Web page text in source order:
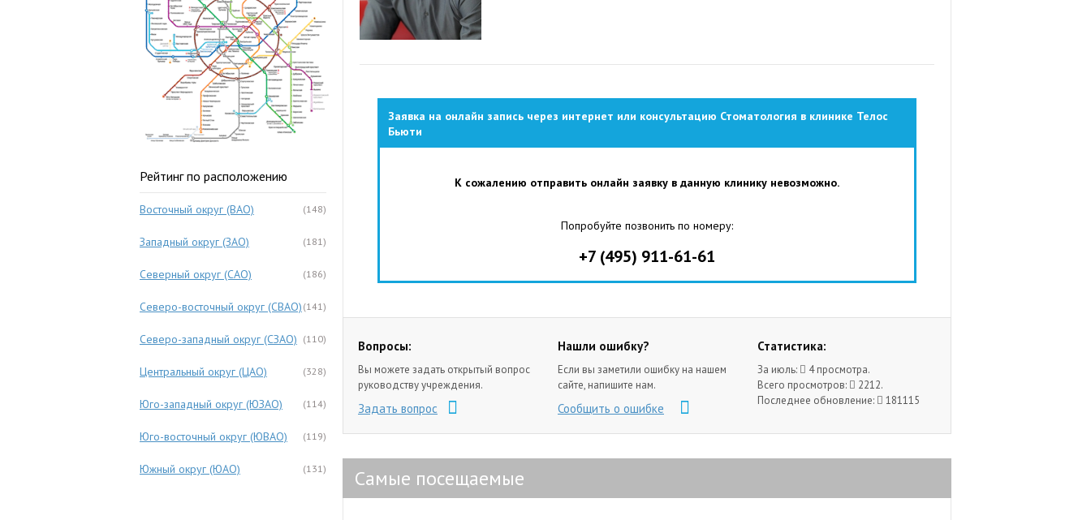
Заявка на онлайн запись через интернет или консультацию Стоматология в клинике Телос
Бьюти
К сожалению отправить онлайн заявку в данную клинику невозможно.
Попробуйте позвонить по номеру:
+7 (495) 911-61-61
Вопросы:
Вы можете задать открытый вопрос
руководству учреждения.
Задать вопрос
Нашли ошибку?
Если вы заметили ошибку на нашем
сайте, напишите нам.
Сообщить о ошибке
Статистика:
За июль:
4 просмотра.
Всего просмотров:
2212.
Последнее обновление:
181115
Самые посещаемые
Рейтинг по расположению
(148)
Восточный округ (ВАО)
(181)
Западный округ (ЗАО)
(186)
Северный округ (САО)
(141)
Северо-восточный округ (СВАО)
(110)
Северо-западный округ (СЗАО)
(328)
Центральный округ (ЦАО)
(114)
Юго-западный округ (ЮЗАО)
(119)
Юго-восточный округ (ЮВАО)
(131)
Южный округ (ЮАО)